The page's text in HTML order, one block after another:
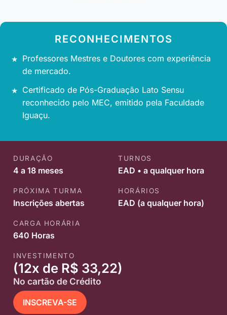
RECONHECIMENTOS
Professores Mestres e Doutores com experiência
de mercado.
Certificado de Pós-Graduação Lato Sensu
reconhecido pelo MEC, emitido pela Faculdade
Iguaçu.
DURAÇÃO
4 a 18 meses
TURNOS
EAD • a qualquer hora
PRÓXIMA TURMA
Inscrições abertas
HORÁRIOS
EAD (a qualquer hora)
CARGA HORÁRIA
640 Horas
INVESTIMENTO
(12x de R$ 33,22)
No cartão de Crédito
INSCREVA-SE